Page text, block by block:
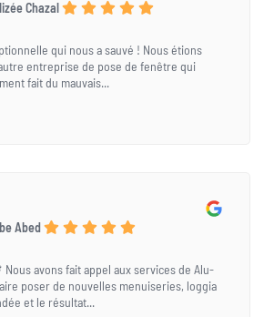
Chazal
qui nous a sauvé ! Nous étions
entreprise de pose de fenêtre qui
fait du mauvais...
Abed
Nous avons fait appel aux services de Alu-
poser de nouvelles menuiseries, loggia
et le résultat...